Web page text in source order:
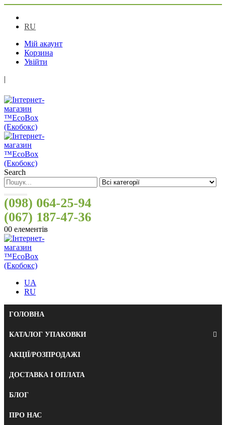
RU
Мій акаунт
Корзина
Увійти
|
Search
(098) 064-25-94
(067) 187-47-36
00 елементів
UA
RU
ГОЛОВНА
КАТАЛОГ УПАКОВКИ
АКЦІЇ/РОЗПРОДАЖІ
ДОСТАВКА І ОПЛАТА
БЛОГ
ПРО НАС